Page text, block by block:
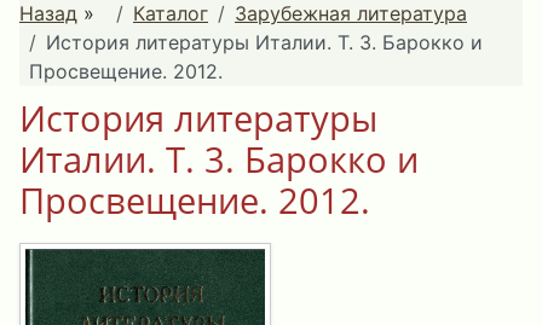
Назад » Каталог
Зарубежная литература
История литературы Италии. Т. 3. Барокко и
Просвещение. 2012.
История литературы
Италии. Т. 3. Барокко и
Просвещение. 2012.